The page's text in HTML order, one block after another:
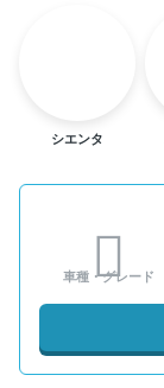
シエンタ
車種・グレード